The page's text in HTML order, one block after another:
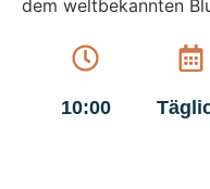
dem weltbekannten
10:00